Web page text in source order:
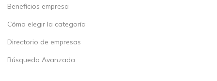
Beneficios empresa
Cómo elegir la categoría
Directorio de empresas
Búsqueda Avanzada